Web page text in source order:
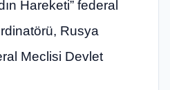
Hareketi” federal
Rusya
Meclisi Devlet